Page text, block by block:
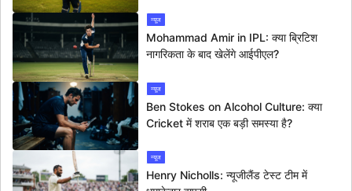
न्यूज
Mohammad Amir in IPL: क्या ब्रिटिश
नागरिकता के बाद खेलेंगे आईपीएल?
न्यूज
Ben Stokes on Alcohol Culture: क्या
Cricket में शराब एक बड़ी समस्या है?
न्यूज
Henry Nicholls: न्यूजीलैंड टेस्ट टीम में